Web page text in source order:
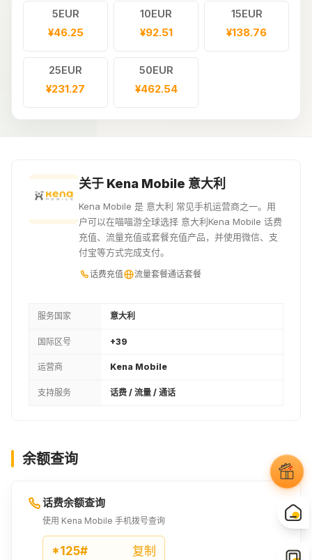
5EUR
¥46.25
10EUR
¥92.51
15EUR
¥138.76
25EUR
¥231.27
50EUR
¥462.54
关于 Kena Mobile 意大利
Kena Mobile 是 意大利 常见手机运营商之一。用
户可以在喵喵游全球选择 意大利Kena Mobile 话费
充值、流量充值或套餐充值产品，并使用微信、支
付宝等方式完成支付。
话费充值 流量套餐通话套餐
服务国家 意大利
国际区号 +39
运营商 Kena Mobile
支持服务 话费 / 流量 / 通话
余额查询
话费余额查询
使用 Kena Mobile 手机拨号查询
*125# 复制